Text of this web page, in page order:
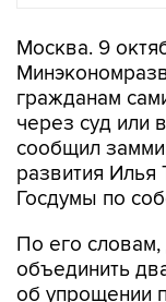
Москва. 9
гражданам
через суд или
сообщил
развития Илья
Госдумы по
По его словам,
объединить
об упрощении